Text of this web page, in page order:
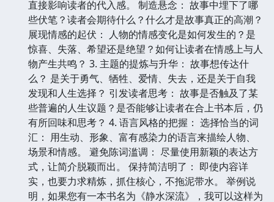
直接影响读者的代入感。 制造悬念： 故事中埋下了哪
些伏笔？读者会期待什么？什么才是故事真正的高潮？
展现情感的起伏： 人物的情感变化是如何发生的？是
惊喜、失落、希望还是绝望？如何让读者在情感上与人
物产生共鸣？ 3. 主题的提炼与升华： 故事想传达什
么？ 是关于勇气、牺牲、爱情、失去，还是关于自我
发现和人生选择？ 引发读者思考： 故事是否触及了某
些普遍的人生议题？是否能够让读者在合上书本后，仍
有所回味和思考？ 4. 语言风格的把握： 选择恰当的词
汇： 用生动、形象、富有感染力的语言来描绘人物、
场景和情感。 避免陈词滥调： 尽量使用新颖的表达方
式，让简介脱颖而出。 保持简洁明了： 即使内容详
实，也要力求精炼，抓住核心，不拖泥带水。 举例说
明，如果您有一本书名为《静水深流》，我可以这样为